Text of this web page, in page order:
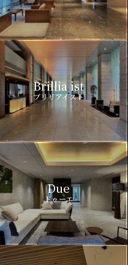
Brillia ist
ブリリアイスト
Due
ドゥーエ